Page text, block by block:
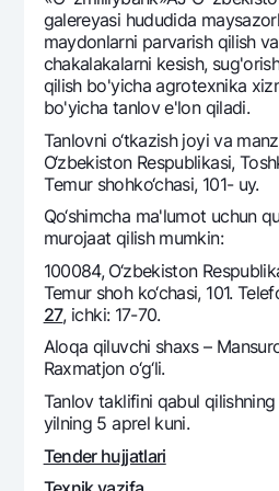
Yevro
Hamma uchun USD uchun
Talab qilib olinguncha USD
Oltin omonat
NBU’dan oltin quymalar
Kumush omonat
UzCard/HUMO
Visa
Visa FIFA
Mastercard
Ish haqi
Garmin pay
Eskrou hisobvarag‘i
Tariflar
Aksiyalar
Milliy mobil ilovasi
Ko'p beriladigan savollar
Sayt bo‘yicha qidiring
Qidirish
Foydali havolalar
Ko'p beriladigan savollar
Matbuot markazi
galereyasi hududida
maydonlarni parvarish qilish
chakalakalarni kesish,
qilish bo'yicha agrotexnika
bo'yicha tanlov e'lon qiladi.
Tanlovni o‘tkazish joyi va
O‘zbekiston Respublikasi,
Tеmur shohko‘chasi, 101- uy.
Qo‘shimcha ma'lumot uchun
murojaat qilish mumkin:
100084, O‘zbekiston
Temur shoh ko‘chasi, 101.
27, ichki: 17-70.
Aloqa qiluvchi shaxs –
Raxmatjon o‘g‘li.
Tanlov taklifini qabul
yilning 5 aprel kuni.
Tender hujjatlari